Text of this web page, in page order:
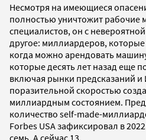
Несмотря на имеющиеся
полностью уничтожит рабочие
специалистов, он с
другое: миллиардеров, которые
когда можно арендовать
которые десять лет назад еще
включая рынки предсказаний и
поразительной скоростью
миллиардным состоянием.
количество self-made-
Forbes USA зафиксировал в
семь. А сейчас 13.